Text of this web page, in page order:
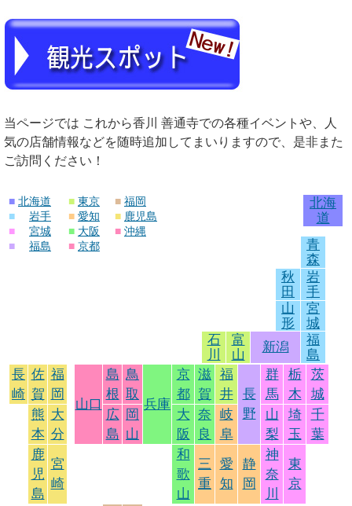
当ページでは これから香川 善通寺での各種イベントや、人
気の店舗情報などを随時追加してまいりますので、是非また
ご訪問ください！
■ 北海道
■
岩手
■
宮城
■
福島
■ 東京
■ 愛知
■ 大阪
■ 京都
■ 福岡
■ 鹿児島
■ 沖縄
北海
道
青
森
秋
田
岩
手
山
形
宮
城
石
川
富
山
新潟
福
島
長
崎
佐
賀
福
岡
山口
島
根
鳥
取
兵庫
京
都
滋
賀
福
井
長
野
群
馬
栃
木
茨
城
熊
本
大
分
広
島
岡
山
大
阪
奈
良
岐
阜
山
梨
埼
玉
千
葉
鹿
児
島
宮
崎
和
歌
山
三
重
愛
知
静
岡
神
奈
川
東
京